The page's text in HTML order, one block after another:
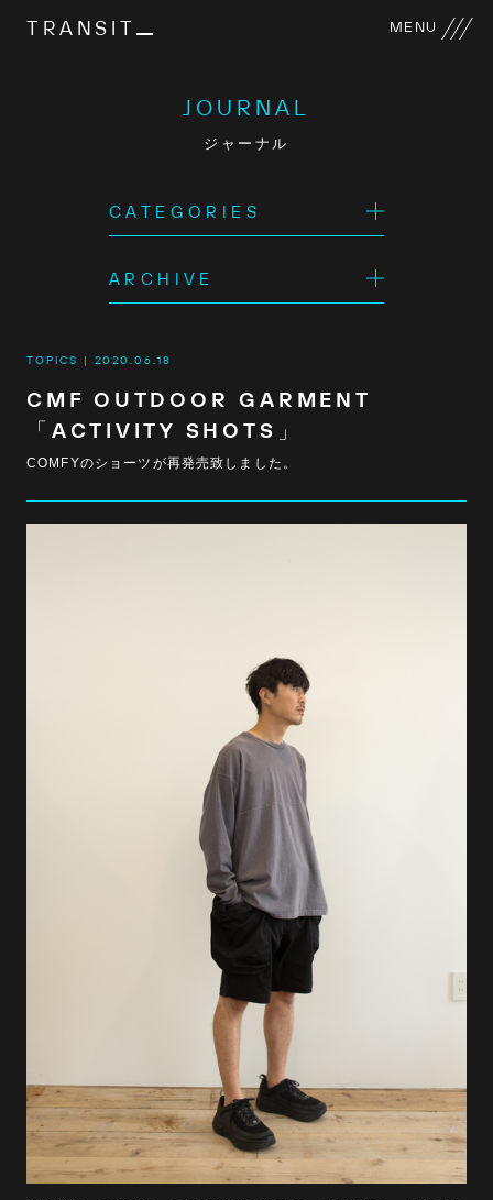
TRANSIT MENU
JOURNAL
ジャーナル
CATEGORIES
ARCHIVE
TOPICS 2020.06.18
CMF OUTDOOR GARMENT
「ACTIVITY SHOTS」
COMFYのショーツが再発売致しました。